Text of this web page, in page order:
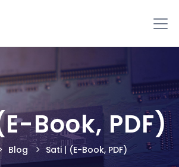
Book, PDF)
Blog Sati | (E-Book, PDF)